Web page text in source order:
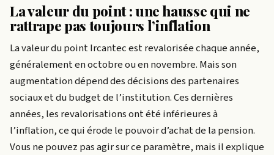
La valeur du point : une hausse qui ne
rattrape pas toujours l’inflation
La valeur du point Ircantec est revalorisée chaque année,
généralement en octobre ou en novembre. Mais son
augmentation dépend des décisions des partenaires
sociaux et du budget de l’institution. Ces dernières
années, les revalorisations ont été inférieures à
l’inflation, ce qui érode le pouvoir d’achat de la pension.
Vous ne pouvez pas agir sur ce paramètre, mais il explique